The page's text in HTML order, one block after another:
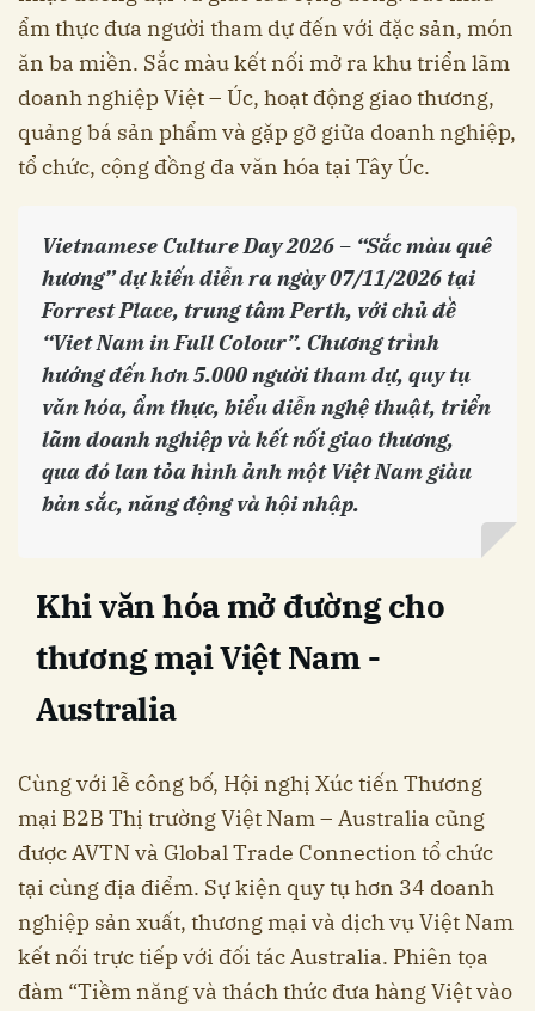
ẩm thực đưa người tham dự đến với đặc sản, món
ăn ba miền. Sắc màu kết nối mở ra khu triển lãm
doanh nghiệp Việt – Úc, hoạt động giao thương,
quảng bá sản phẩm và gặp gỡ giữa doanh nghiệp,
tổ chức, cộng đồng đa văn hóa tại Tây Úc.
Vietnamese Culture Day 2026 – “Sắc màu quê
hương” dự kiến diễn ra ngày 07/11/2026 tại
Forrest Place, trung tâm Perth, với chủ đề
“Viet Nam in Full Colour”. Chương trình
hướng đến hơn 5.000 người tham dự, quy tụ
văn hóa, ẩm thực, biểu diễn nghệ thuật, triển
lãm doanh nghiệp và kết nối giao thương,
qua đó lan tỏa hình ảnh một Việt Nam giàu
bản sắc, năng động và hội nhập.
Khi văn hóa mở đường cho
thương mại Việt Nam -
Australia
Cùng với lễ công bố, Hội nghị Xúc tiến Thương
mại B2B Thị trường Việt Nam – Australia cũng
được AVTN và Global Trade Connection tổ chức
tại cùng địa điểm. Sự kiện quy tụ hơn 34 doanh
nghiệp sản xuất, thương mại và dịch vụ Việt Nam
kết nối trực tiếp với đối tác Australia. Phiên tọa
đàm “Tiềm năng và thách thức đưa hàng Việt vào